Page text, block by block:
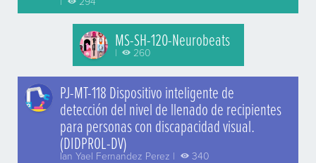
MS-SH-120-Neurobeats
| 260
PJ-MT-118 Dispositivo inteligente de
detección del nivel de llenado de recipientes
para personas con discapacidad visual.
(DIDPROL-DV)
Ian Yael Fernandez Perez | 340